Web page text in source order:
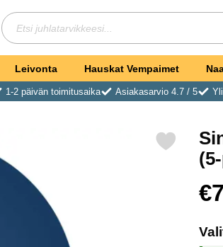
Hae
Leivonta Hauskat Vempaimet
1-2 päivän toimitusaika Asiakasarvio 4.7 / 5
Merkitse siniset Isot Standard Lateksiilmapallot